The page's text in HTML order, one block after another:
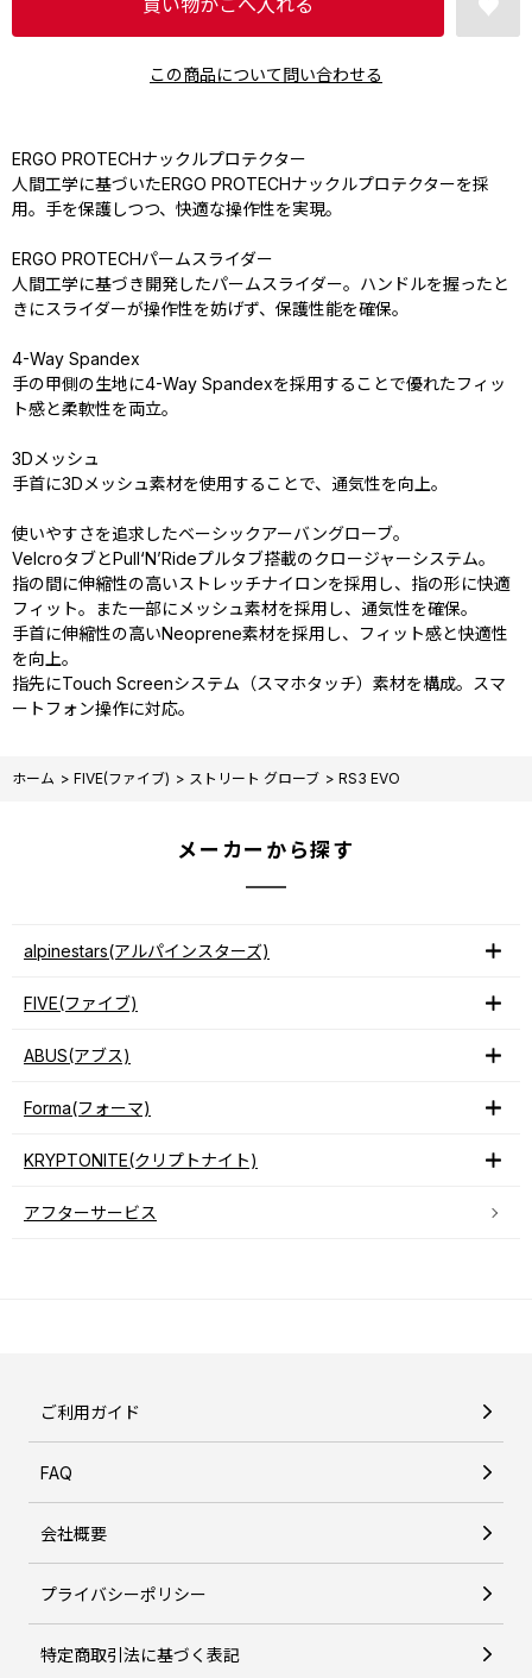
この商品について問い合わせる
ERGO PROTECHナックルプロテクター
人間工学に基づいたERGO PROTECHナックルプロテクターを採
用。手を保護しつつ、快適な操作性を実現。
ERGO PROTECHパームスライダー
人間工学に基づき開発したパームスライダー。ハンドルを握ったと
きにスライダーが操作性を妨げず、保護性能を確保。
4-Way Spandex
手の甲側の生地に4-Way Spandexを採用することで優れたフィッ
ト感と柔軟性を両立。
3Dメッシュ
手首に3Dメッシュ素材を使用することで、通気性を向上。
使いやすさを追求したベーシックアーバングローブ。
VelcroタブとPull‘N’Rideプルタブ搭載のクロージャーシステム。
指の間に伸縮性の高いストレッチナイロンを採用し、指の形に快適
フィット。また一部にメッシュ素材を採用し、通気性を確保。
手首に伸縮性の高いNeoprene素材を採用し、フィット感と快適性
を向上。
指先にTouch Screenシステム（スマホタッチ）素材を構成。スマ
ートフォン操作に対応。
ホーム > FIVE(ファイブ) > ストリート グローブ > RS3 EVO
メーカーから探す
alpinestars(アルパインスターズ)
FIVE(ファイブ)
ABUS(アブス)
Forma(フォーマ)
KRYPTONITE(クリプトナイト)
アフターサービス
ご利用ガイド
FAQ
会社概要
プライバシーポリシー
特定商取引法に基づく表記